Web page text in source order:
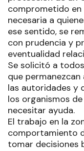
comprometido
necesaria a
ese sentido, se
con prudencia y
eventualidad
Se solicitó a
que
las autoridades y
los organismos
necesitar ayuda.
El trabajo en la
comportamiento
tomar decisiones